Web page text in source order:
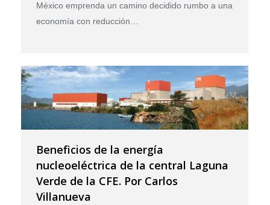
México emprenda un camino decidido rumbo a una
economía con reducción…
Beneficios de la energía
nucleoeléctrica de la central Laguna
Verde de la CFE. Por Carlos
Villanueva